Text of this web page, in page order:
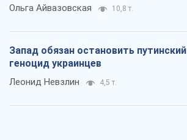
Ольга Айвазовская 10,8 т.
Запад обязан остановить путинский
геноцид украинцев
Леонид Невзлин 4,5 т.